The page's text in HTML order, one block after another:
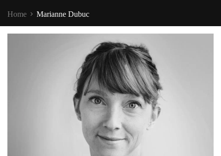
Home Marianne Dubuc